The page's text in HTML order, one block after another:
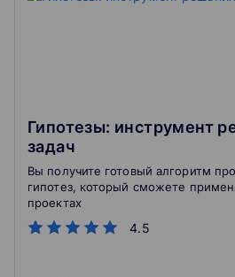
Гипотезы: инструмент
задач
4.5
Вы получите готовый алгоритм
гипотез, который сможете
проектах